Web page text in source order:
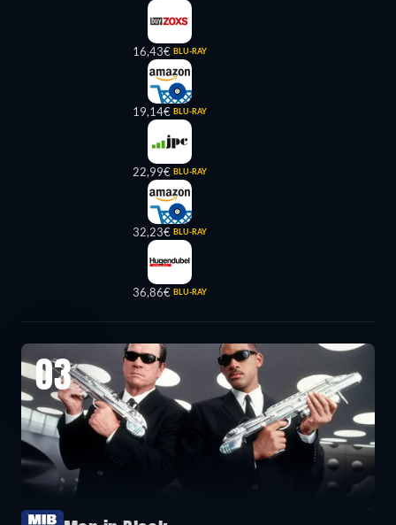
16,43€ BLU-RAY
19,14€ BLU-RAY
22,99€ BLU-RAY
32,23€ BLU-RAY
36,86€ BLU-RAY
03